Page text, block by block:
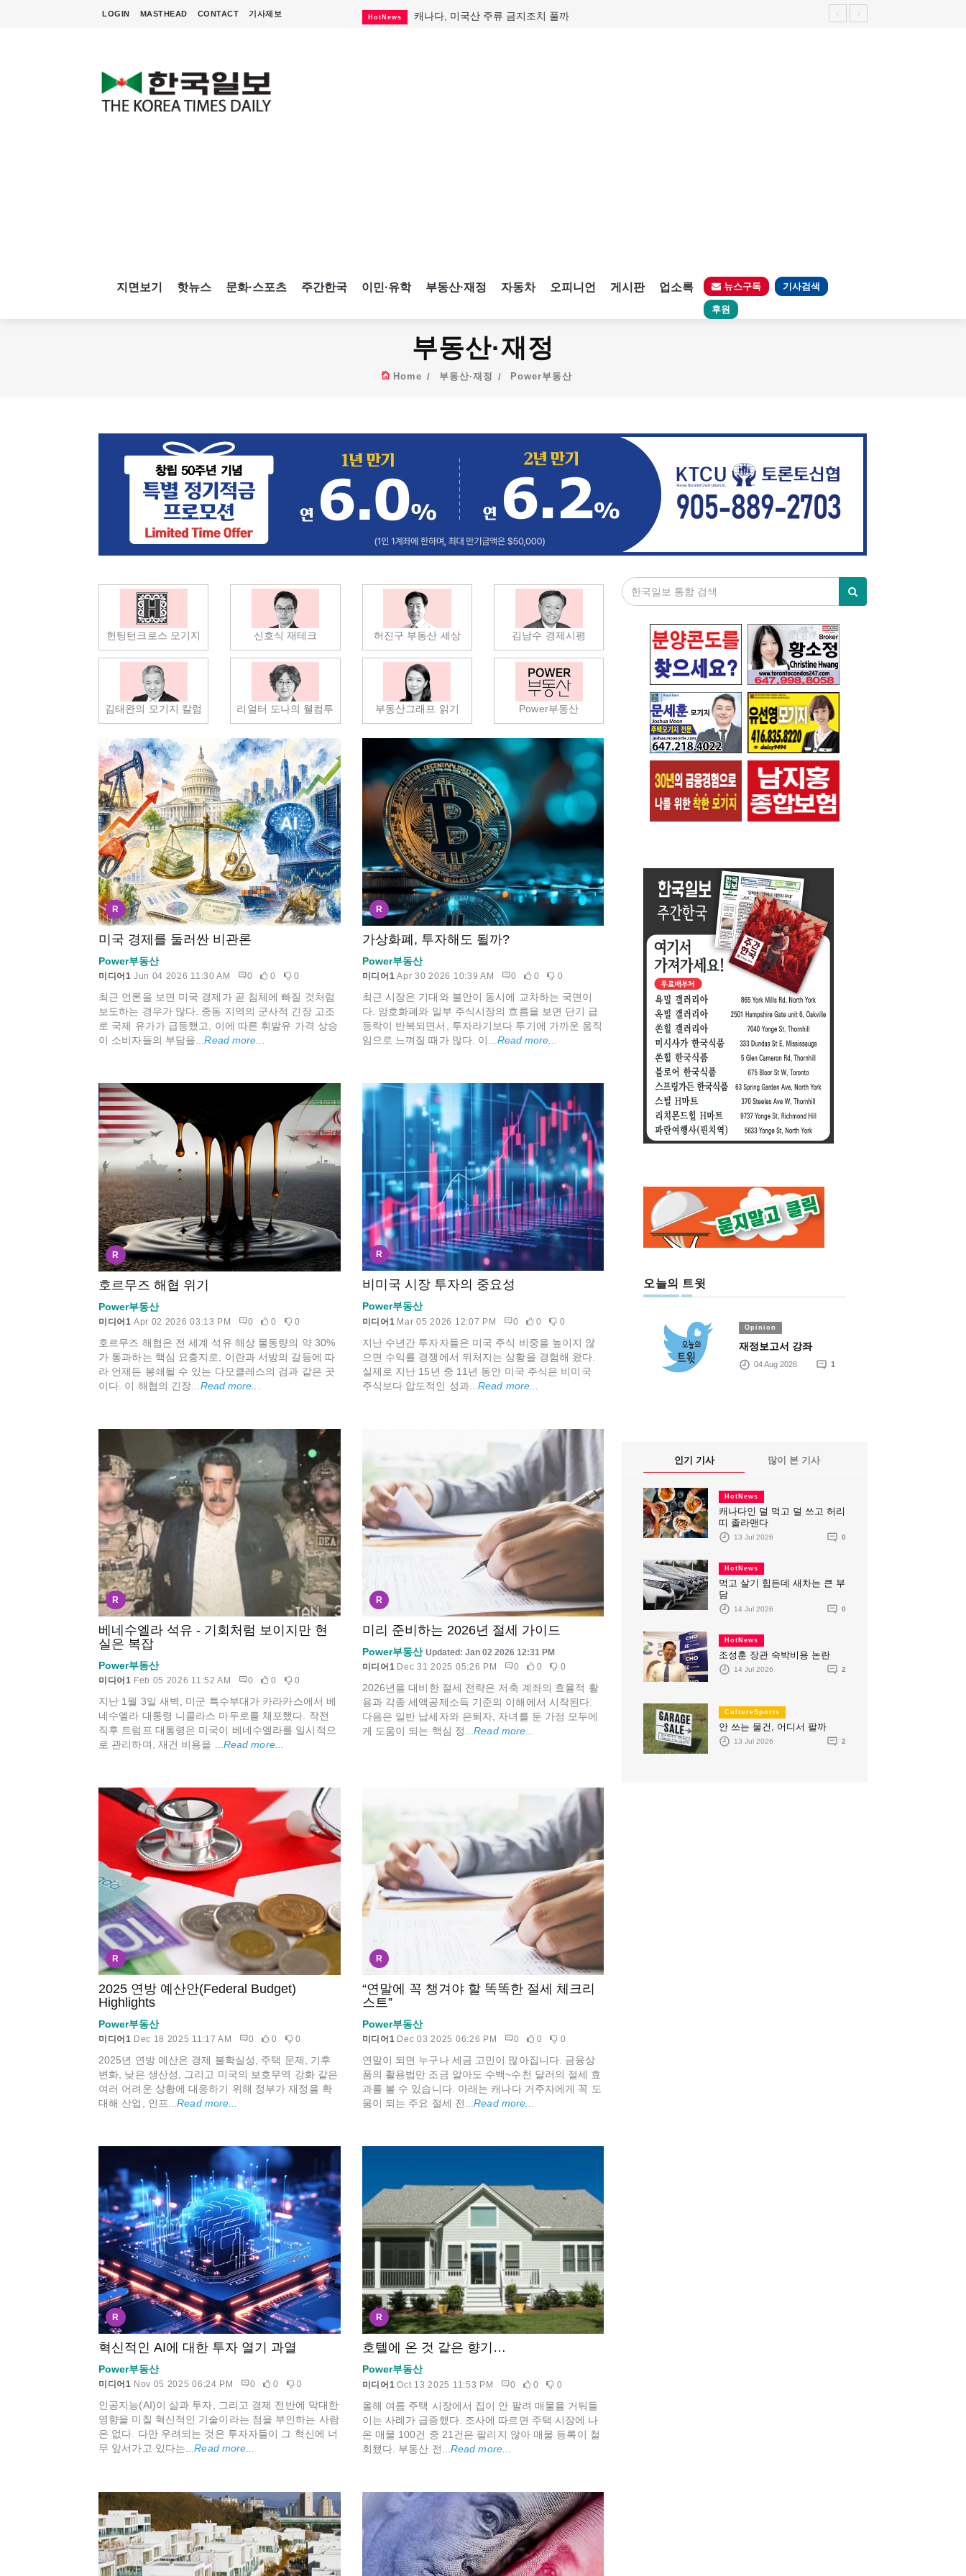
LOGIN MASTHEAD CONTACT 기사제보 HotNews 캐나다, 미국산 주류 금지조치 풀까
지면보기 핫뉴스 문화·스포츠 주간한국 이민·유학 부동산·재정 자동차 오피니언 게시판 업소록 뉴스구독 기사검색
후원
부동산·재정
Home 부동산·재정 Power부동산
헌팅턴크로스 모기지 신호식 재테크 허진구 부동산 세상 김남수 경제시평
김태완의 모기지 칼럼 리얼터 도나의 웰컴투 부동산그래프 읽기 Power부동산
R
미국 경제를 둘러싼 비관론
Power부동산
미디어1 Jun 04 2026 11:30 AM 0 0 0
최근 언론을 보면 미국 경제가 곧 침체에 빠질 것처럼
보도하는 경우가 많다. 중동 지역의 군사적 긴장 고조
로 국제 유가가 급등했고, 이에 따른 휘발유 가격 상승
이 소비자들의 부담을...Read more...
R
가상화폐, 투자해도 될까?
Power부동산
미디어1 Apr 30 2026 10:39 AM 0 0 0
최근 시장은 기대와 불안이 동시에 교차하는 국면이
다. 암호화폐와 일부 주식시장의 흐름을 보면 단기 급
등락이 반복되면서, 투자라기보다 투기에 가까운 움직
임으로 느껴질 때가 많다. 이...Read more...
R
호르무즈 해협 위기
Power부동산
미디어1 Apr 02 2026 03:13 PM 0 0 0
호르무즈 해협은 전 세계 석유 해상 물동량의 약 30%
가 통과하는 핵심 요충지로, 이란과 서방의 갈등에 따
라 언제든 봉쇄될 수 있는 다모클레스의 검과 같은 곳
이다. 이 해협의 긴장... Read more...
R
비미국 시장 투자의 중요성
Power부동산
미디어1 Mar 05 2026 12:07 PM 0 0 0
지난 수년간 투자자들은 미국 주식 비중을 높이지 않
으면 수익률 경쟁에서 뒤처지는 상황을 경험해 왔다.
실제로 지난 15년 중 11년 동안 미국 주식은 비미국
주식보다 압도적인 성과...Read more...
R
베네수엘라 석유 - 기회처럼 보이지만 현
실은 복잡
Power부동산
미디어1 Feb 05 2026 11:52 AM 0 0 0
지난 1월 3일 새벽, 미군 특수부대가 카라카스에서 베
네수엘라 대통령 니콜라스 마두로를 체포했다. 작전
직후 트럼프 대통령은 미국이 베네수엘라를 일시적으
로 관리하며, 재건 비용을 ... Read more...
R
미리 준비하는 2026년 절세 가이드
Power부동산 Updated: Jan 02 2026 12:31 PM
미디어1 Dec 31 2025 05:26 PM 0 0 0
2026년을 대비한 절세 전략은 저축 계좌의 효율적 활
용과 각종 세액공제소득 기준의 이해에서 시작된다.
다음은 일반 납세자와 은퇴자, 자녀를 둔 가정 모두에
게 도움이 되는 핵심 정...Read more...
R
2025 연방 예산안(Federal Budget)
Highlights
Power부동산
미디어1 Dec 18 2025 11:17 AM 0 0 0
2025년 연방 예산은 경제 불확실성, 주택 문제, 기후
변화, 낮은 생산성, 그리고 미국의 보호무역 강화 같은
여러 어려운 상황에 대응하기 위해 정부가 재정을 확
대해 산업, 인프...Read more...
R
“연말에 꼭 챙겨야 할 똑똑한 절세 체크리
스트”
Power부동산
미디어1 Dec 03 2025 06:26 PM 0 0 0
연말이 되면 누구나 세금 고민이 많아집니다. 금융상
품의 활용법만 조금 알아도 수백~수천 달러의 절세 효
과를 볼 수 있습니다. 아래는 캐나다 거주자에게 꼭 도
움이 되는 주요 절세 전...Read more...
R
혁신적인 AI에 대한 투자 열기 과열
Power부동산
미디어1 Nov 05 2025 06:24 PM 0 0 0
인공지능(AI)이 삶과 투자, 그리고 경제 전반에 막대한
영향을 미칠 혁신적인 기술이라는 점을 부인하는 사람
은 없다. 다만 우려되는 것은 투자자들이 그 혁신에 너
무 앞서가고 있다는...Read more...
R
호텔에 온 것 같은 향기…
Power부동산
미디어1 Oct 13 2025 11:53 PM 0 0 0
올해 여름 주택 시장에서 집이 안 팔려 매물을 거둬들
이는 사례가 급증했다. 조사에 따르면 주택 시장에 나
온 매물 100건 중 21건은 팔리지 않아 매물 등록이 철
회됐다. 부동산 전... Read more...
오늘의 트윗
Opinion
재정보고서 강좌
04 Aug 2026 1
인기 기사 많이 본 기사
HotNews
캐나다인 덜 먹고 덜 쓰고 허리
띠 졸라맨다
13 Jul 2026 0
HotNews
먹고 살기 힘든데 새차는 큰 부
담
14 Jul 2026 0
HotNews
조성훈 장관 숙박비용 논란
14 Jul 2026 2
CultureSports
안 쓰는 물건, 어디서 팔까
13 Jul 2026 2